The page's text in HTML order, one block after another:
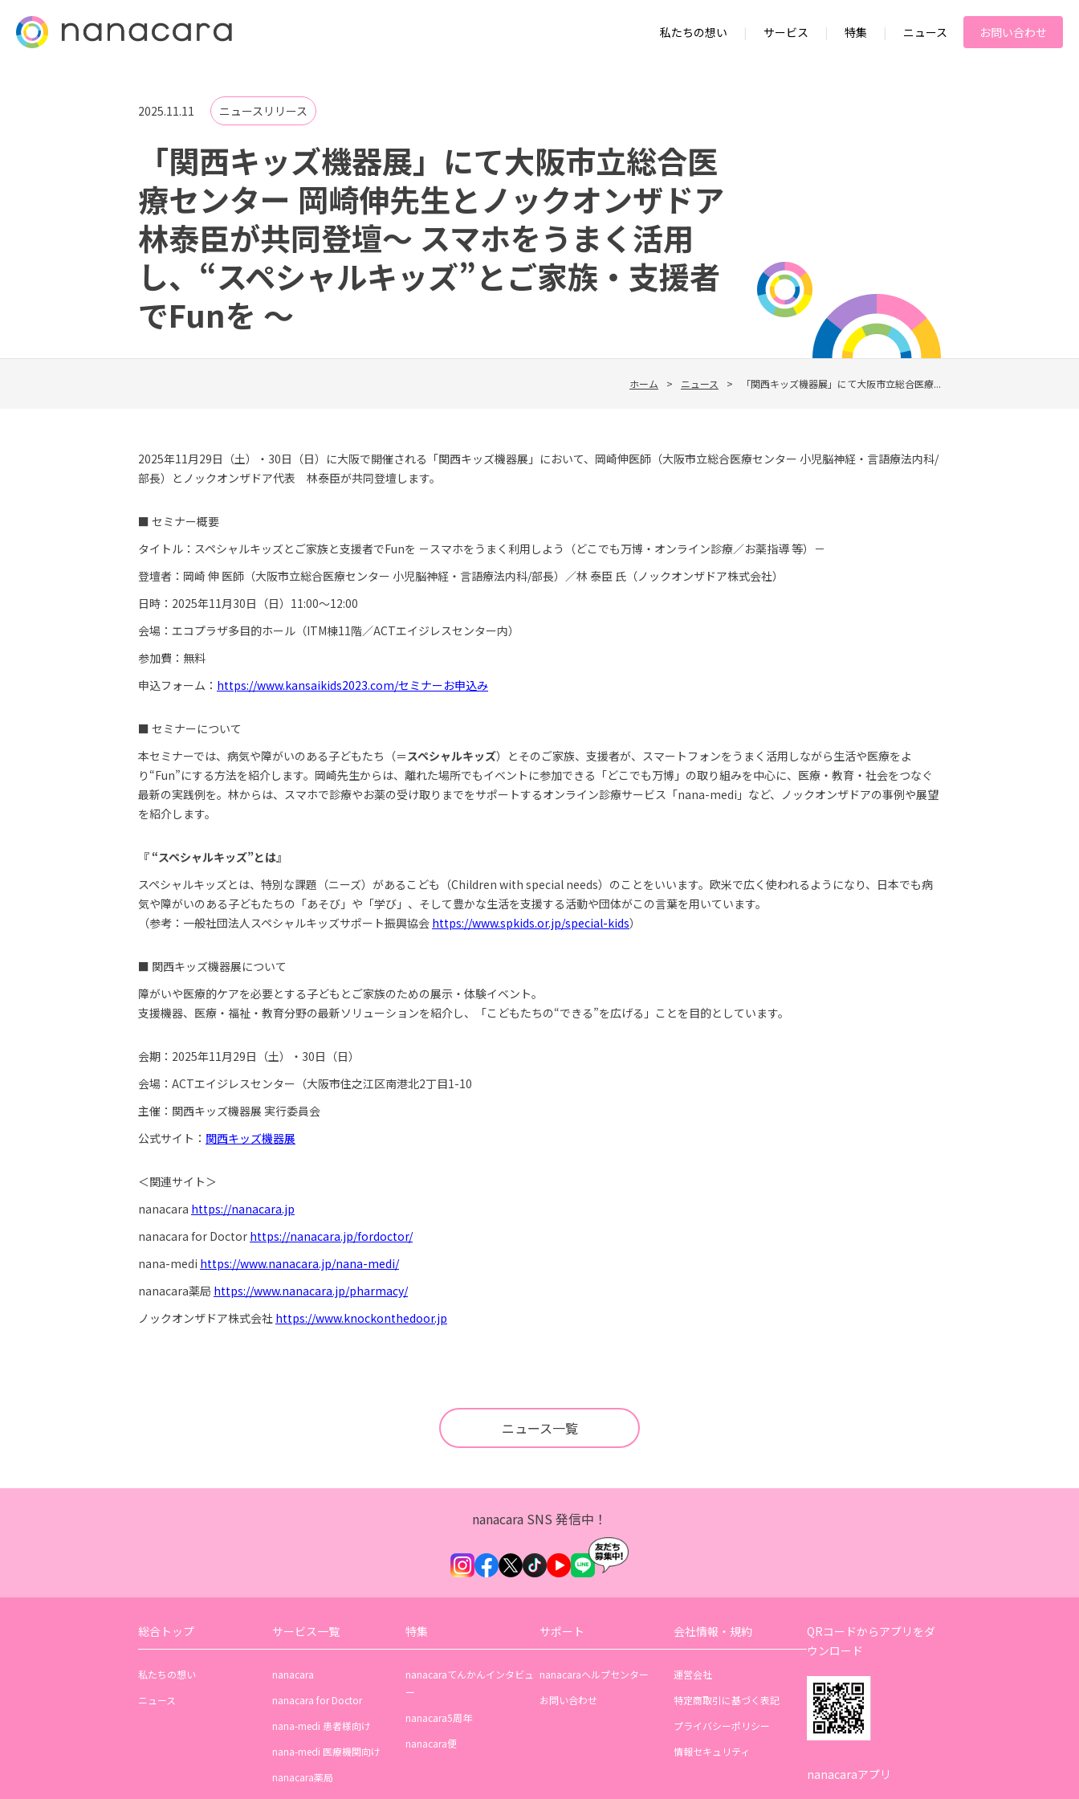
私たちの想い | サービス | 特集 | ニュース お問い合わせ
2025.11.11 ニュースリリース
「関西キッズ機器展」にて大阪市立総合医
療センター 岡崎伸先生とノックオンザドア
林泰臣が共同登壇～ スマホをうまく活用
し、“スペシャルキッズ”とご家族・支援者
でFunを ～
ホーム > ニュース > 「関西キッズ機器展」にて大阪市立総合医療...
2025年11月29日（土）・30日（日）に大阪で開催される「関西キッズ機器展」において、岡崎伸医師（大阪市立総合医療センター 小児脳神経・言語療法内科/
部長）とノックオンザドア代表 林泰臣が共同登壇します。
■ セミナー概要
タイトル：スペシャルキッズとご家族と支援者でFunを －スマホをうまく利用しよう（どこでも万博・オンライン診療／お薬指導 等）－
登壇者：岡崎 伸 医師（大阪市立総合医療センター 小児脳神経・言語療法内科/部長）／林 泰臣 氏（ノックオンザドア株式会社）
日時：2025年11月30日（日）11:00～12:00
会場：エコプラザ多目的ホール（ITM棟11階／ACTエイジレスセンター内）
参加費：無料
申込フォーム： https://www.kansaikids2023.com/セミナーお申込み
■ セミナーについて
本セミナーでは、病気や障がいのある子どもたち（＝スペシャルキッズ）とそのご家族、支援者が、スマートフォンをうまく活用しながら生活や医療をよ
り“Fun”にする方法を紹介します。岡崎先生からは、離れた場所でもイベントに参加できる「どこでも万博」の取り組みを中心に、医療・教育・社会をつなぐ
最新の実践例を。林からは、スマホで診療やお薬の受け取りまでをサポートするオンライン診療サービス「nana-medi」など、ノックオンザドアの事例や展望
を紹介します。
『 “スペシャルキッズ”とは』
スペシャルキッズとは、特別な課題（ニーズ）があるこども（Children with special needs）のことをいいます。欧米で広く使われるようになり、日本でも病
気や障がいのある子どもたちの「あそび」や「学び」、そして豊かな生活を支援する活動や団体がこの言葉を用いています。
（参考：一般社団法人スペシャルキッズサポート振興協会 https://www.spkids.or.jp/special-kids）
■ 関西キッズ機器展について
障がいや医療的ケアを必要とする子どもとご家族のための展示・体験イベント。
支援機器、医療・福祉・教育分野の最新ソリューションを紹介し、「こどもたちの“できる”を広げる」ことを目的としています。
会期：2025年11月29日（土）・30日（日）
会場：ACTエイジレスセンター（大阪市住之江区南港北2丁目1-10
主催：関西キッズ機器展 実行委員会
公式サイト： 関西キッズ機器展
＜関連サイト＞
nanacara https://nanacara.jp
nanacara for Doctor https://nanacara.jp/fordoctor/
nana-medi https://www.nanacara.jp/nana-medi/
nanacara薬局 https://www.nanacara.jp/pharmacy/
ノックオンザドア株式会社 https://www.knockonthedoor.jp
ニュース一覧
nanacara SNS 発信中！
総合トップ
私たちの想い
ニュース
サービス一覧
nanacara
nanacara for Doctor
nana-medi 患者様向け
nana-medi 医療機関向け
nanacara薬局
特集
nanacaraてんかんインタビュ
ー
nanacara5周年
nanacara便
サポート
nanacaraヘルプセンター
お問い合わせ
会社情報・規約
運営会社
特定商取引に基づく表記
プライバシーポリシー
情報セキュリティ
QRコードからアプリをダ
ウンロード
nanacaraアプリ